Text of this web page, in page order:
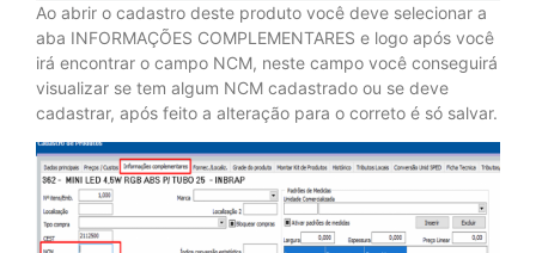
Ao abrir o cadastro deste produto você deve selecionar a
aba INFORMAÇÕES COMPLEMENTARES e logo após você
irá encontrar o campo NCM, neste campo você conseguirá
visualizar se tem algum NCM cadastrado ou se deve
cadastrar, após feito a alteração para o correto é só salvar.